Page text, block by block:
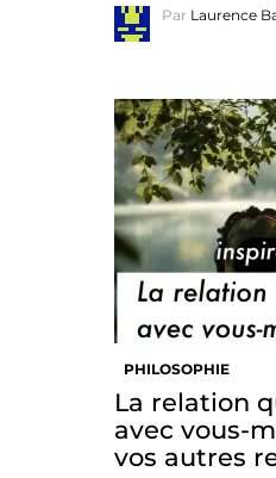
Par Laurence
PHILOSOPHIE
La relation
avec vous-
vos autres